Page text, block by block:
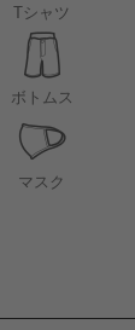
Tシャツ
ボトムス
マスク